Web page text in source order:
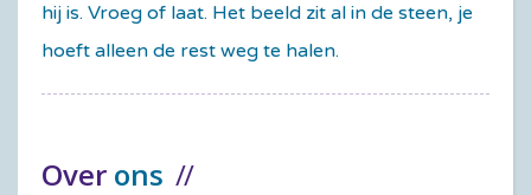
hij is. Vroeg of laat. Het beeld zit al in de steen, je
hoeft alleen de rest weg te halen.
Over ons